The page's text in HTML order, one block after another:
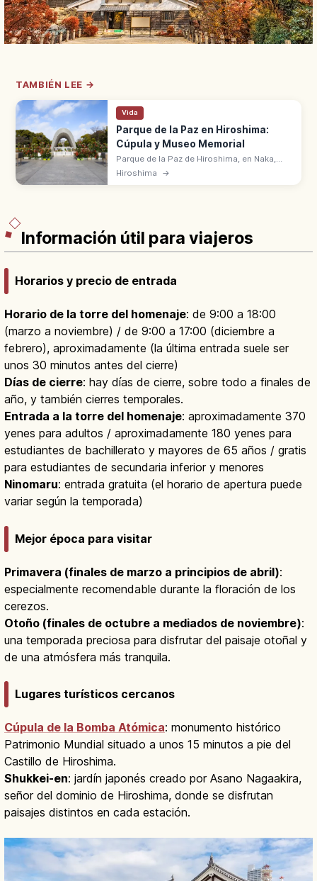
TAMBIÉN LEE →
Vida
Parque de la Paz en Hiroshima:
Cúpula y Museo Memorial
Parque de la Paz de Hiroshima, en Naka,
abarca 12 ha junto al hipocentro del 6 de
Hiroshima →
Información útil para viajeros
Horarios y precio de entrada
Horario de la torre del homenaje: de 9:00 a 18:00
(marzo a noviembre) / de 9:00 a 17:00 (diciembre a
febrero), aproximadamente (la última entrada suele ser
unos 30 minutos antes del cierre)
Días de cierre: hay días de cierre, sobre todo a finales de
año, y también cierres temporales.
Entrada a la torre del homenaje: aproximadamente 370
yenes para adultos / aproximadamente 180 yenes para
estudiantes de bachillerato y mayores de 65 años / gratis
para estudiantes de secundaria inferior y menores
Ninomaru: entrada gratuita (el horario de apertura puede
variar según la temporada)
Mejor época para visitar
Primavera (finales de marzo a principios de abril):
especialmente recomendable durante la floración de los
cerezos.
Otoño (finales de octubre a mediados de noviembre):
una temporada preciosa para disfrutar del paisaje otoñal y
de una atmósfera más tranquila.
Lugares turísticos cercanos
Cúpula de la Bomba Atómica: monumento histórico
Patrimonio Mundial situado a unos 15 minutos a pie del
Castillo de Hiroshima.
Shukkei-en: jardín japonés creado por Asano Nagaakira,
señor del dominio de Hiroshima, donde se disfrutan
paisajes distintos en cada estación.